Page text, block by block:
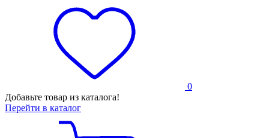
0
Добавьте товар из каталога!
Перейти в каталог